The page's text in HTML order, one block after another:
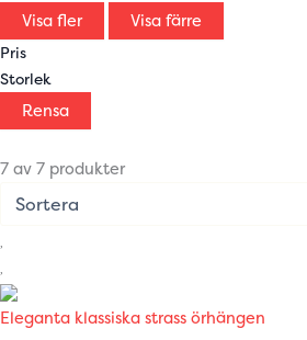
Visa fler Visa färre
Pris
Storlek
Rensa
7 av 7 produkter
Eleganta klassiska strass örhängen